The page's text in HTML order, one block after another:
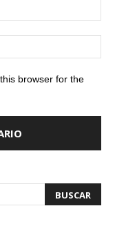
browser for the